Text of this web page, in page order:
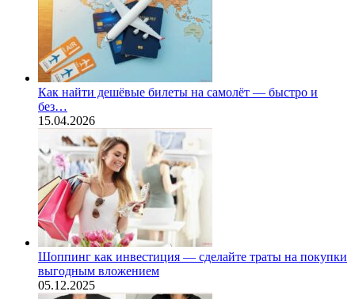
Как найти дешёвые билеты на самолёт — быстро и
без…
15.04.2026
Шоппинг как инвестиция — сделайте траты на покупки
выгодным вложением
05.12.2025